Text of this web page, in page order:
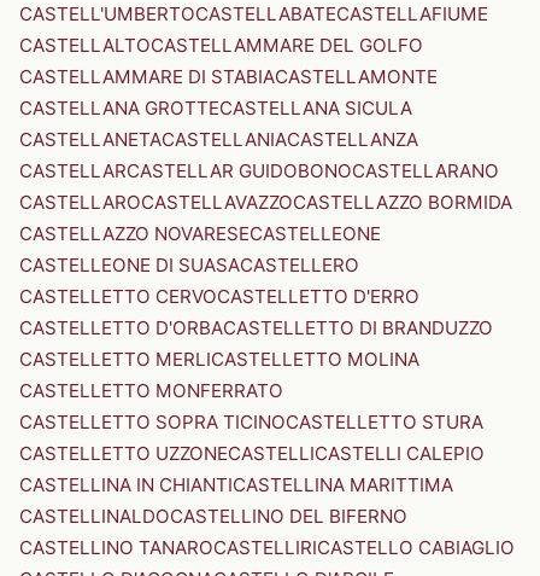
CASTELL'UMBERTOCASTELLABATECASTELLAFIUME
CASTELLALTOCASTELLAMMARE DEL GOLFO
CASTELLAMMARE DI STABIACASTELLAMONTE
CASTELLANA GROTTECASTELLANA SICULA
CASTELLANETACASTELLANIACASTELLANZA
CASTELLARCASTELLAR GUIDOBONOCASTELLARANO
CASTELLAROCASTELLAVAZZOCASTELLAZZO BORMIDA
CASTELLAZZO NOVARESECASTELLEONE
CASTELLEONE DI SUASACASTELLERO
CASTELLETTO CERVOCASTELLETTO D'ERRO
CASTELLETTO D'ORBACASTELLETTO DI BRANDUZZO
CASTELLETTO MERLICASTELLETTO MOLINA
CASTELLETTO MONFERRATO
CASTELLETTO SOPRA TICINOCASTELLETTO STURA
CASTELLETTO UZZONECASTELLICASTELLI CALEPIO
CASTELLINA IN CHIANTICASTELLINA MARITTIMA
CASTELLINALDOCASTELLINO DEL BIFERNO
CASTELLINO TANAROCASTELLIRICASTELLO CABIAGLIO